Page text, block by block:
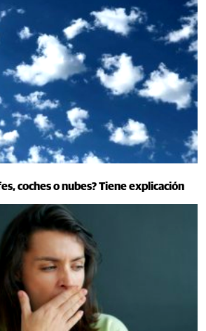
coches o nubes? Tiene explicación